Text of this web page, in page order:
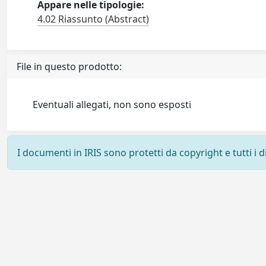
Appare nelle tipologie:
4.02 Riassunto (Abstract)
File in questo prodotto:
Eventuali allegati, non sono esposti
I documenti in IRIS sono protetti da copyright e tutti i